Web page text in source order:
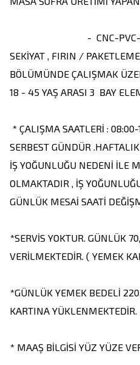
SEKİYAT , FIRIN /
BÖLÜMÜNDE ÇALIŞMAK
18 - 45 YAŞ ARASI 3  BAY
SERBEST GÜNDÜR
İŞ YOĞUNLUĞU NEDENİ İLE
OLMAKTADIR , İŞ
GÜNLÜK MESAİ SAATİ
*SERVİS YOKTUR. GÜNLÜK
VERİLMEKTEDİR. ( YEMEK
*GÜNLÜK YEMEK BEDELİ
KARTINA YÜKLENMEKTEDİR.
* MAAŞ BİLGİSİ YÜZ YÜZE